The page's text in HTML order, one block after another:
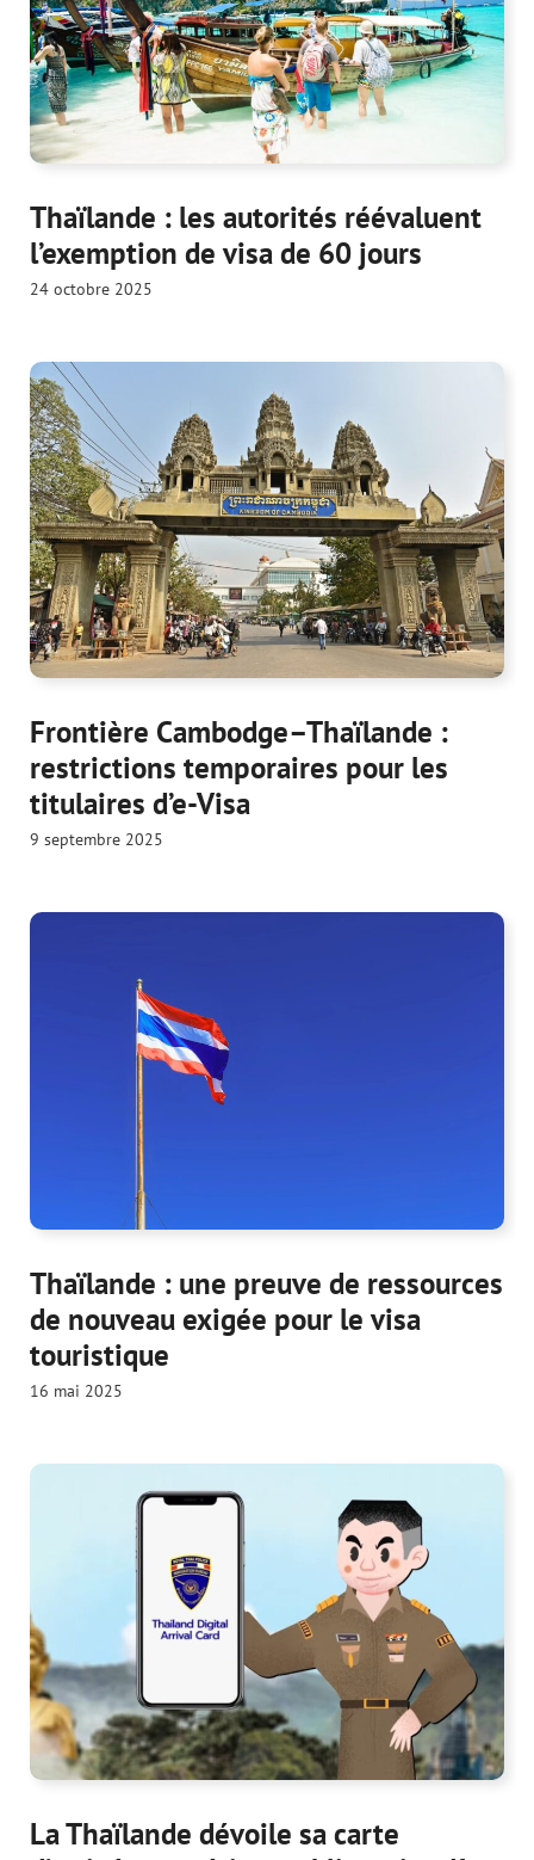
Thaïlande : les autorités réévaluent
l’exemption de visa de 60 jours
24 octobre 2025
Frontière Cambodge–Thaïlande :
restrictions temporaires pour les
titulaires d’e-Visa
9 septembre 2025
Thaïlande : une preuve de ressources
de nouveau exigée pour le visa
touristique
16 mai 2025
La Thaïlande dévoile sa carte